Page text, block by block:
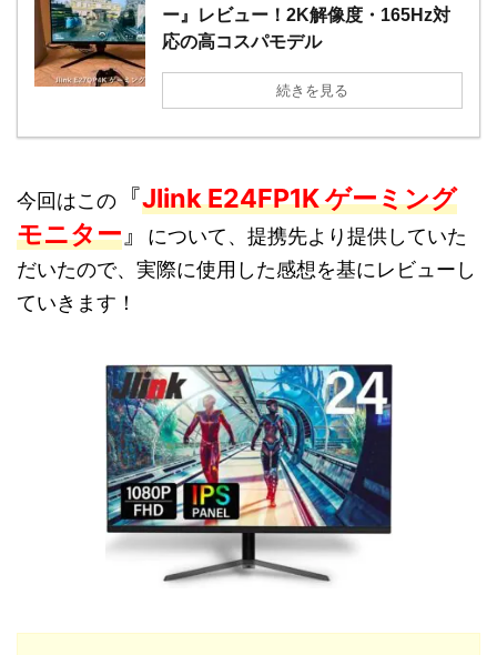
ー』レビュー！2K解像度・165Hz対
応の高コスパモデル
続きを見る
今回はこの 『Jlink E24FP1K ゲーミング
モニター』
について、提携先より提供していた
だいたので、実際に使用した感想を基にレビューし
ていきます！